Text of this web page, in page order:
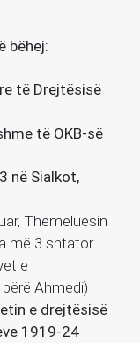
bëhej:
të Drejtësisë
të OKB-së
në Sialkot,
Themeluesin
më 3 shtator
e
Ahmedi)
e drejtësisë
1919-24